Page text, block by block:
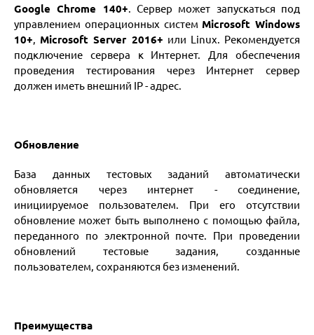
Google Chrome 140+. Сервер может запускаться под
управлением операционных систем Microsoft Windows
10+, Microsoft Server 2016+ или Linux. Рекомендуется
подключение сервера к Интернет. Для обеспечения
проведения тестирования через Интернет сервер
должен иметь внешний IP - адрес.
Обновление
База данных тестовых заданий автоматически
обновляется через интернет - соединение,
инициируемое пользователем. При его отсутствии
обновление может быть выполнено с помощью файла,
переданного по электронной почте. При проведении
обновлений тестовые задания, созданные
пользователем, сохраняются без изменений.
Преимущества